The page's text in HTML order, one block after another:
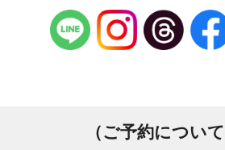
（ご予約について